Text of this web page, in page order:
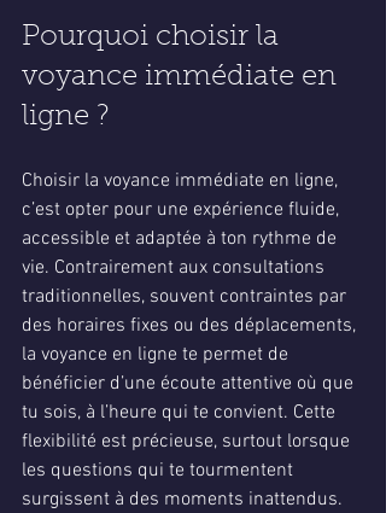
Pourquoi choisir la
voyance immédiate en
ligne ?
Choisir la voyance immédiate en ligne,
c’est opter pour une expérience fluide,
accessible et adaptée à ton rythme de
vie. Contrairement aux consultations
traditionnelles, souvent contraintes par
des horaires fixes ou des déplacements,
la voyance en ligne te permet de
bénéficier d’une écoute attentive où que
tu sois, à l’heure qui te convient. Cette
flexibilité est précieuse, surtout lorsque
les questions qui te tourmentent
surgissent à des moments inattendus.